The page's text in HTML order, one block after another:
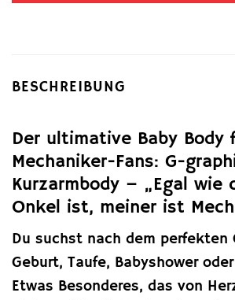
BESCHREIBUNG
Der ultimative Baby Body
Mechaniker-Fans: G-
Kurzarmbody – „Egal wie
Onkel ist, meiner ist
Du suchst nach dem perfekten
Geburt, Taufe, Babyshower
Etwas Besonderes, das von